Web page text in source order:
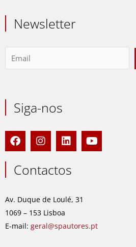
Newsletter
Siga-nos
F
a
c
e
b
o
k
I
n
s
t
a
r
a
m
L
i
n
k
e
i
n
Y
o
u
Contactos
Av. Duque de Loulé, 31
1069 – 153 Lisboa
E-mail: geral@spautores.pt